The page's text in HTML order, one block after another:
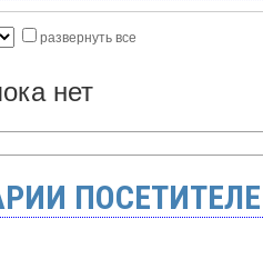
развернуть все
нет